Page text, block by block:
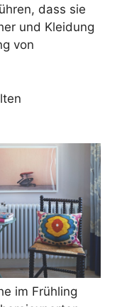
dass sie
und Kleidung
von
im Frühling